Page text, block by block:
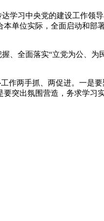
学习中央党的建设工作领
单位实际，全面启动和部
、全面落实“立党为公、为
作两手抓、两促进。一是
突出氛围营造，务求学习